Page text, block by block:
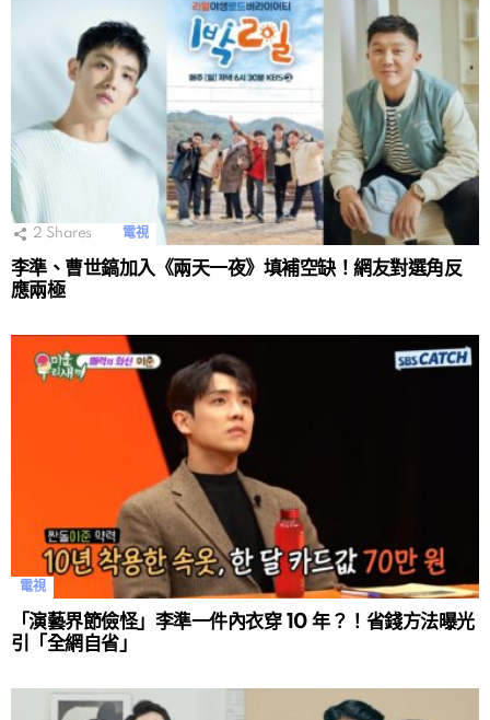
2 Shares 電視
李準、曹世鎬加入《兩天一夜》填補空缺！網友對選角反
應兩極
電視
「演藝界節儉怪」李準一件內衣穿 10 年？！省錢方法曝光
引「全網自省」